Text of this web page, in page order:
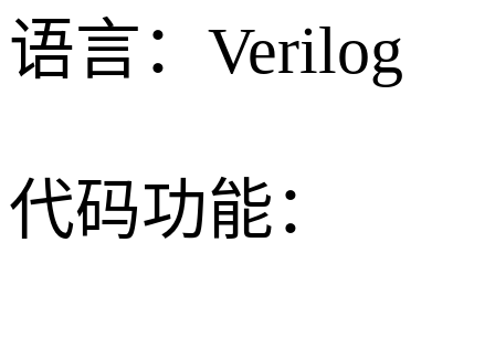
语言：Verilog
代码功能：